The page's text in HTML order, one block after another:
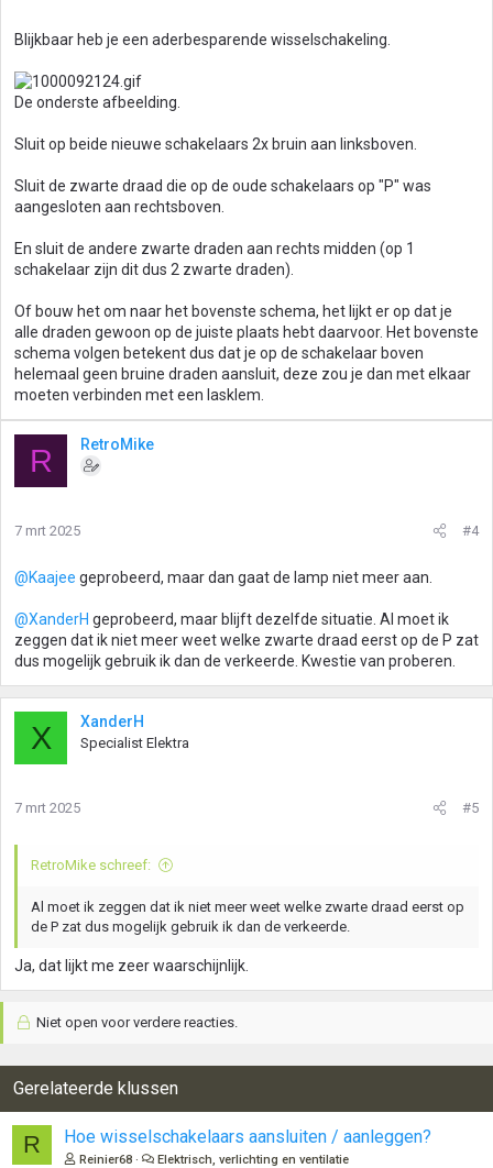
Blijkbaar heb je een aderbesparende wisselschakeling.
De onderste afbeelding.
Sluit op beide nieuwe schakelaars 2x bruin aan linksboven.
Sluit de zwarte draad die op de oude schakelaars op "P" was
aangesloten aan rechtsboven.
En sluit de andere zwarte draden aan rechts midden (op 1
schakelaar zijn dit dus 2 zwarte draden).
Of bouw het om naar het bovenste schema, het lijkt er op dat je
alle draden gewoon op de juiste plaats hebt daarvoor. Het bovenste
schema volgen betekent dus dat je op de schakelaar boven
helemaal geen bruine draden aansluit, deze zou je dan met elkaar
moeten verbinden met een lasklem.
R RetroMike
7 mrt 2025 #4
@Kaajee geprobeerd, maar dan gaat de lamp niet meer aan.
@XanderH geprobeerd, maar blijft dezelfde situatie. Al moet ik
zeggen dat ik niet meer weet welke zwarte draad eerst op de P zat
dus mogelijk gebruik ik dan de verkeerde. Kwestie van proberen.
X XanderH
Specialist Elektra
7 mrt 2025 #5
RetroMike schreef:
Al moet ik zeggen dat ik niet meer weet welke zwarte draad eerst op
de P zat dus mogelijk gebruik ik dan de verkeerde.
Ja, dat lijkt me zeer waarschijnlijk.
Niet open voor verdere reacties.
Gerelateerde klussen
R Hoe wisselschakelaars aansluiten / aanleggen?
Reinier68 Elektrisch, verlichting en ventilatie